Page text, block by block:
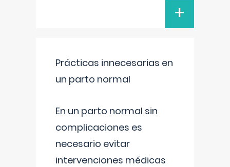
+
Prácticas innecesarias en
un parto normal
En un parto normal sin
complicaciones es
necesario evitar
intervenciones médicas